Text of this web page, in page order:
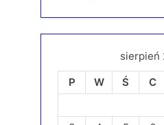
sierpień
P
W Ś C